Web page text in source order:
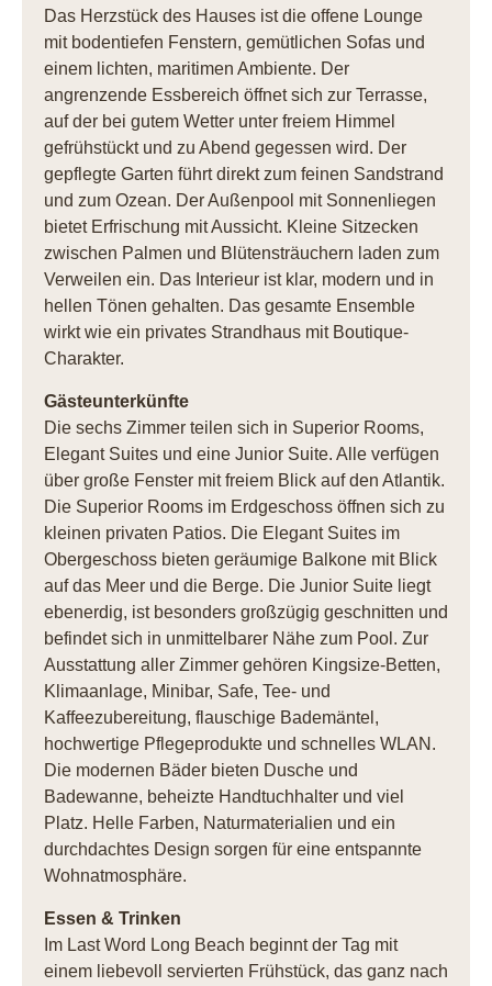
Das Herzstück des Hauses ist die offene Lounge
mit bodentiefen Fenstern, gemütlichen Sofas und
einem lichten, maritimen Ambiente. Der
angrenzende Essbereich öffnet sich zur Terrasse,
auf der bei gutem Wetter unter freiem Himmel
gefrühstückt und zu Abend gegessen wird. Der
gepflegte Garten führt direkt zum feinen Sandstrand
und zum Ozean. Der Außenpool mit Sonnenliegen
bietet Erfrischung mit Aussicht. Kleine Sitzecken
zwischen Palmen und Blütensträuchern laden zum
Verweilen ein. Das Interieur ist klar, modern und in
hellen Tönen gehalten. Das gesamte Ensemble
wirkt wie ein privates Strandhaus mit Boutique-
Charakter.
Gästeunterkünfte
Die sechs Zimmer teilen sich in Superior Rooms,
Elegant Suites und eine Junior Suite. Alle verfügen
über große Fenster mit freiem Blick auf den Atlantik.
Die Superior Rooms im Erdgeschoss öffnen sich zu
kleinen privaten Patios. Die Elegant Suites im
Obergeschoss bieten geräumige Balkone mit Blick
auf das Meer und die Berge. Die Junior Suite liegt
ebenerdig, ist besonders großzügig geschnitten und
befindet sich in unmittelbarer Nähe zum Pool. Zur
Ausstattung aller Zimmer gehören Kingsize-Betten,
Klimaanlage, Minibar, Safe, Tee- und
Kaffeezubereitung, flauschige Bademäntel,
hochwertige Pflegeprodukte und schnelles WLAN.
Die modernen Bäder bieten Dusche und
Badewanne, beheizte Handtuchhalter und viel
Platz. Helle Farben, Naturmaterialien und ein
durchdachtes Design sorgen für eine entspannte
Wohnatmosphäre.
Essen & Trinken
Im Last Word Long Beach beginnt der Tag mit
einem liebevoll servierten Frühstück, das ganz nach